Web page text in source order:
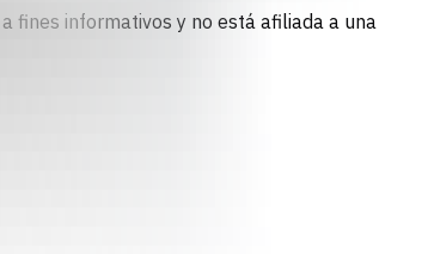
fines informativos y no está afiliada a una